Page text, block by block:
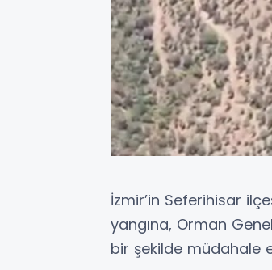
İzmir’in Seferihisar
yangına, Orman
bir şekilde müdahale